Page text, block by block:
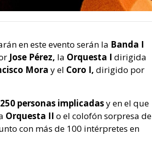
en este evento serán la Banda I
Jose Pérez, la Orquesta I dirigida
Mora y el Coro I, dirigido por
personas implicadasy en el que
Orquesta II o el colofón sorpresa de
con más de 100 intérpretes en